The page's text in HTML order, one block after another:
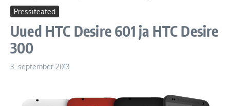
Pressiteated
Uued HTC Desire 601 ja HTC Desire
300
3. september 2013